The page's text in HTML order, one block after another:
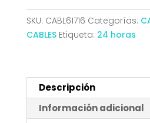
A
VGA
M
10.15.5202
SKU: CABL61716 Categorías:
CABLES Etiqueta: 24 horas
Descripción
Información adicional